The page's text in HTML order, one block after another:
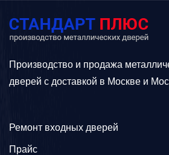
Производство и продажа
дверей с доставкой в Москве и
Ремонт входных дверей
Прайс